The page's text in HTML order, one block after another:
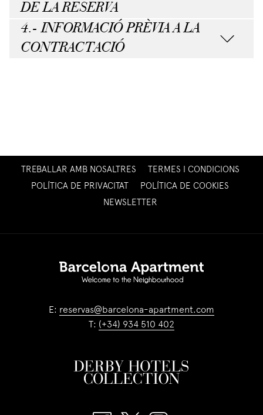
DE LA RESERVA
4.- INFORMACIÓ PRÈVIA A LA
CONTRACTACIÓ
TREBALLAR AMB NOSALTRESOPENS
IN
A
TERMES I CONDICIONS
POLÍTICA DE PRIVACITAT
POLÍTICA DE COOKIES
NEWSLETTER
E: reservas@barcelona-apartment.com
T: (+34) 934 510 402